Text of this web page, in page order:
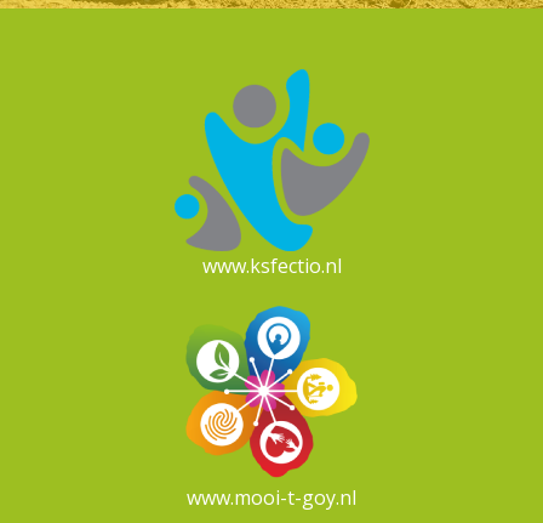
www.ksfectio.nl
www.mooi-t-goy.nl